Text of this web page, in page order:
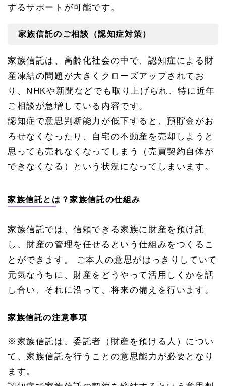
するサポートが可能です。
家族信託のご相談（認知症対策）
家族信託は、高齢化社会の中で、認知症による財
産凍結の問題が大きくクローズアップされてお
り、NHKや新聞などでも取り上げられ、特に近年
ご相談が急増している内容です。
認知症で意思判断能力が低下すると、預貯金がお
ろせなくなったり、自宅の不動産を売却しようと
思っても売れなくなってしまう（売買契約自体が
できなくなる）という状況になってしまいます。
家族信託とは？家族信託の仕組み
家族信託では、信頼できる家族に財産を預け託
し、財産の管理を任せるという仕組みをつくるこ
とができます。 ご本人の意思がはっきりしていて
元気なうちに、財産をどうやって活用しくかを話
し合い、それに沿って、将来の備えを行います。
家族信託の注意事項
※家族信託は、委託者（財産を預ける人）につい
て、家族信託を行うことの意思能力が必要となり
ます。